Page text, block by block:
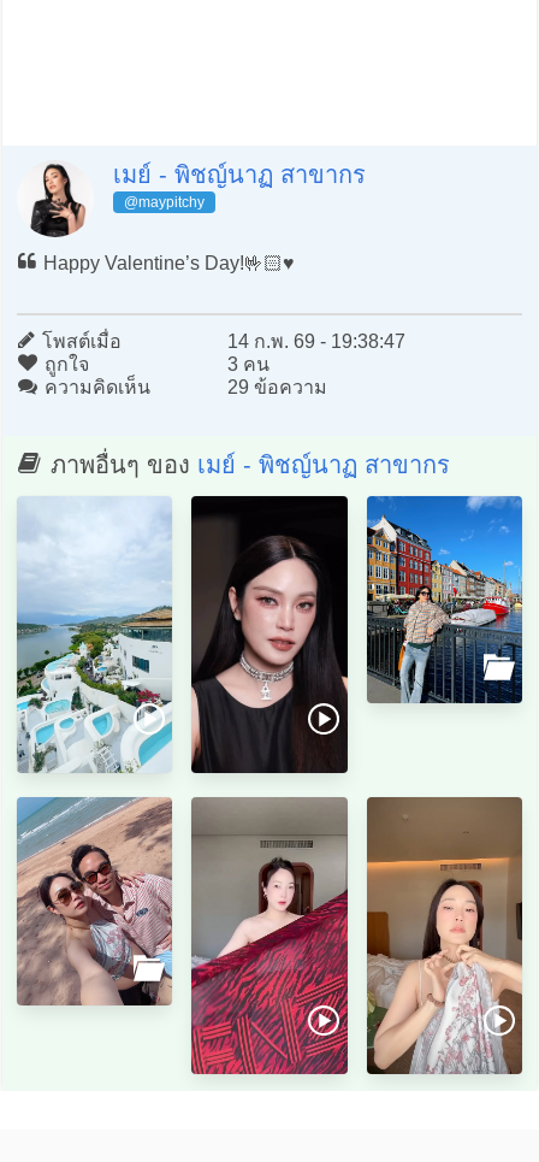
เมย์ - พิชญ์นาฏ สาขากร
@maypitchy
Happy Valentine’s Day!🤟🏻♥️
โพสต์เมื่อ
14 ก.พ. 69 - 19:38:47
ถูกใจ
3 คน
ความคิดเห็น
29 ข้อความ
ภาพอื่นๆ ของ เมย์ - พิชญ์นาฏ สาขากร